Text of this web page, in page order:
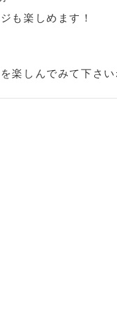
も楽しめます！
楽しんでみて下さ